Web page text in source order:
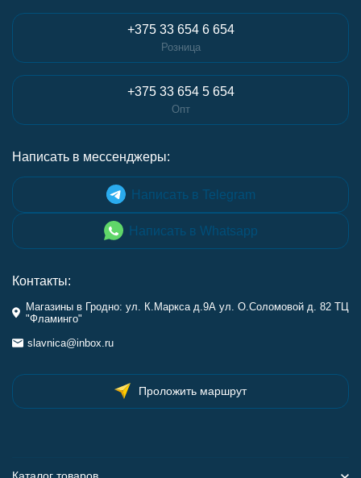
+375 33 654 6 654
Розница
+375 33 654 5 654
Опт
Написать в мессенджеры:
Написать в Telegram
Написать в Whatsapp
Контакты:
Магазины в Гродно: ул. К.Маркса д.9А ул. О.Соломовой д. 82 ТЦ
"Фламинго"
slavnica@inbox.ru
Проложить маршрут